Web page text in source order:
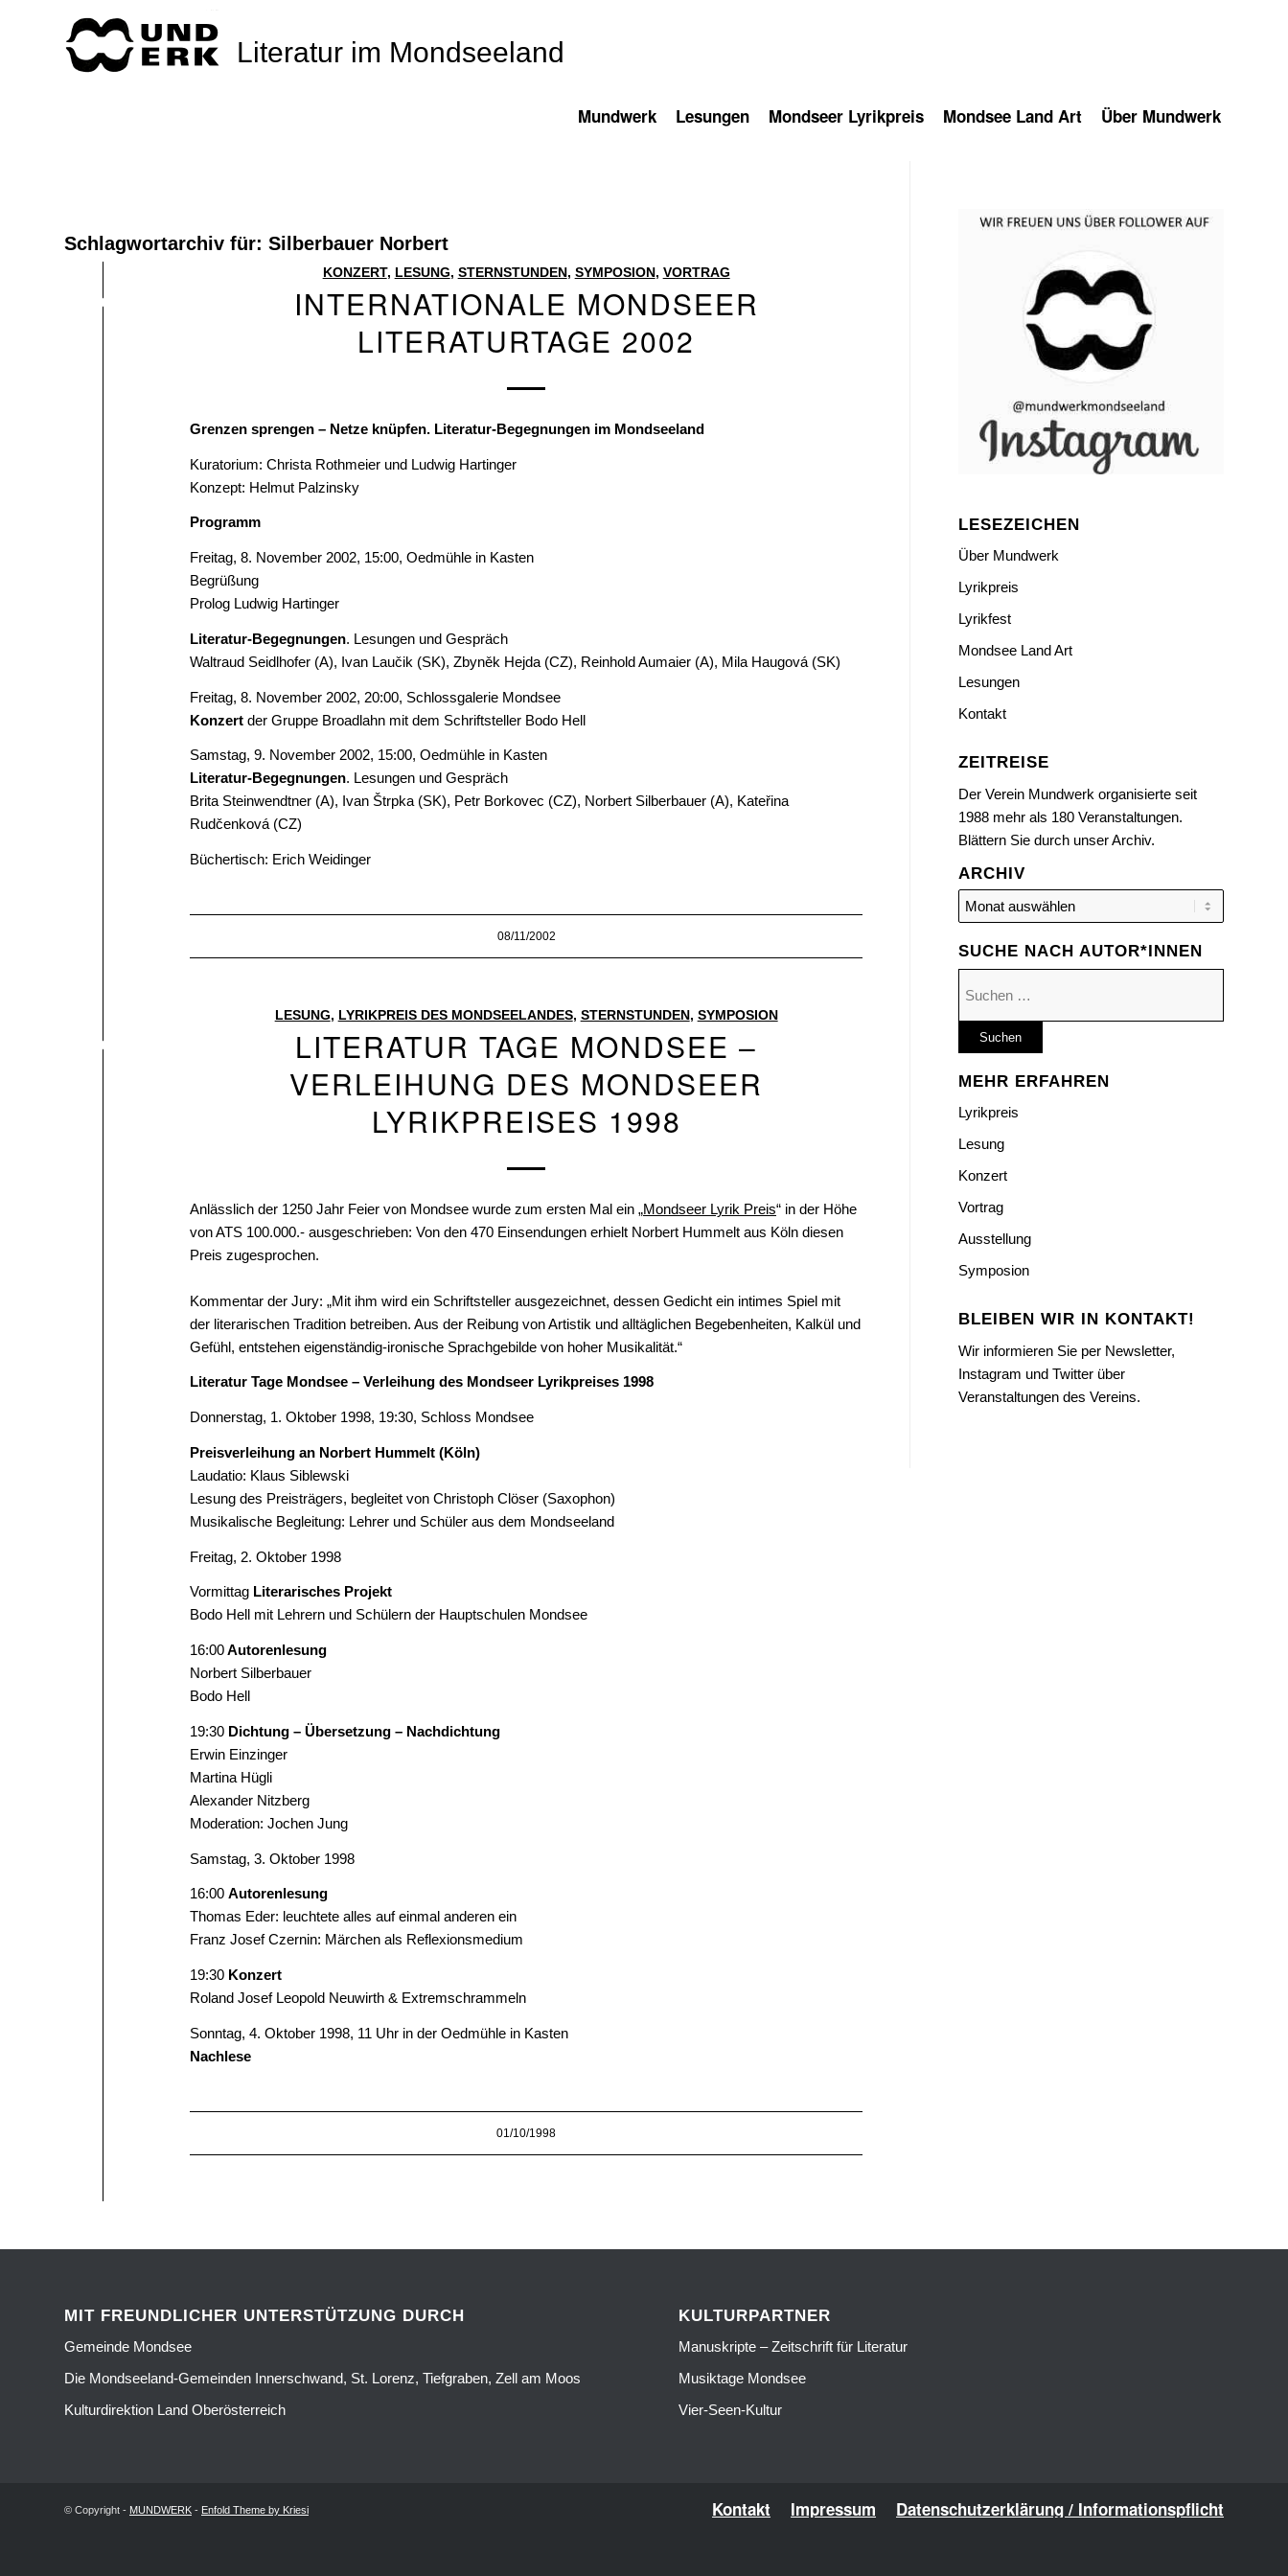
Literatur im Mondseeland
Mundwerk Lesungen Mondseer Lyrikpreis Mondsee Land Art Über Mundwerk
Schlagwortarchiv für: Silberbauer Norbert
KONZERT, LESUNG, STERNSTUNDEN , SYMPOSION , VORTRAG
INTERNATIONALE MONDSEER
LITERATURTAGE 2002
Grenzen sprengen – Netze knüpfen. Literatur-Begegnungen im Mondseeland
Kuratorium: Christa Rothmeier und Ludwig Hartinger
Konzept: Helmut Palzinsky
Programm
Freitag, 8. November 2002, 15:00, Oedmühle in Kasten
Begrüßung
Prolog Ludwig Hartinger
Literatur-Begegnungen. Lesungen und Gespräch
Waltraud Seidlhofer (A), Ivan Laučik (SK), Zbyněk Hejda (CZ), Reinhold Aumaier (A), Mila Haugová (SK)
Freitag, 8. November 2002, 20:00, Schlossgalerie Mondsee
Konzert der Gruppe Broadlahn mit dem Schriftsteller Bodo Hell
Samstag, 9. November 2002, 15:00, Oedmühle in Kasten
Literatur-Begegnungen. Lesungen und Gespräch
Brita Steinwendtner (A), Ivan Štrpka (SK), Petr Borkovec (CZ), Norbert Silberbauer (A), Kateřina
Rudčenková (CZ)
Büchertisch: Erich Weidinger
08/11/2002
LESUNG, LYRIKPREIS DES MONDSEELANDES, STERNSTUNDEN , SYMPOSION
LITERATUR TAGE MONDSEE –
VERLEIHUNG DES MONDSEER
LYRIKPREISES 1998
Anlässlich der 1250 Jahr Feier von Mondsee wurde zum ersten Mal ein „Mondseer Lyrik Preis“ in der Höhe
von ATS 100.000.- ausgeschrieben: Von den 470 Einsendungen erhielt Norbert Hummelt aus Köln diesen
Preis zugesprochen.
Kommentar der Jury: „Mit ihm wird ein Schriftsteller ausgezeichnet, dessen Gedicht ein intimes Spiel mit
der literarischen Tradition betreiben. Aus der Reibung von Artistik und alltäglichen Begebenheiten, Kalkül und
Gefühl, entstehen eigenständig-ironische Sprachgebilde von hoher Musikalität.“
Literatur Tage Mondsee – Verleihung des Mondseer Lyrikpreises 1998
Donnerstag, 1. Oktober 1998, 19:30, Schloss Mondsee
Preisverleihung an Norbert Hummelt (Köln)
Laudatio: Klaus Siblewski
Lesung des Preisträgers, begleitet von Christoph Clöser (Saxophon)
Musikalische Begleitung: Lehrer und Schüler aus dem Mondseeland
Freitag, 2. Oktober 1998
Vormittag Literarisches Projekt
Bodo Hell mit Lehrern und Schülern der Hauptschulen Mondsee
16:00Autorenlesung
Norbert Silberbauer
Bodo Hell
19:30 Dichtung – Übersetzung – Nachdichtung
Erwin Einzinger
Martina Hügli
Alexander Nitzberg
Moderation: Jochen Jung
Samstag, 3. Oktober 1998
16:00 Autorenlesung
Thomas Eder: leuchtete alles auf einmal anderen ein
Franz Josef Czernin: Märchen als Reflexionsmedium
19:30 Konzert
Roland Josef Leopold Neuwirth & Extremschrammeln
Sonntag, 4. Oktober 1998, 11 Uhr in der Oedmühle in Kasten
Nachlese
01/10/1998
LESEZEICHEN
Über Mundwerk
Lyrikpreis
Lyrikfest
Mondsee Land Art
Lesungen
Kontakt
ZEITREISE
Der Verein Mundwerk organisierte seit
1988 mehr als 180 Veranstaltungen.
Blättern Sie durch unser Archiv.
ARCHIV
SUCHE NACH AUTOR*INNEN
MEHR ERFAHREN
Lyrikpreis
Lesung
Konzert
Vortrag
Ausstellung
Symposion
BLEIBEN WIR IN KONTAKT!
Wir informieren Sie per Newsletter,
Instagram und Twitter über
Veranstaltungen des Vereins.
MIT FREUNDLICHER UNTERSTÜTZUNG DURCH
Gemeinde Mondsee
Die Mondseeland-Gemeinden Innerschwand, St. Lorenz, Tiefgraben, Zell am Moos
Kulturdirektion Land Oberösterreich
KULTURPARTNER
Manuskripte – Zeitschrift für Literatur
Musiktage Mondsee
Vier-Seen-Kultur
© Copyright - MUNDWERK - Enfold Theme by Kriesi Kontakt Impressum Datenschutzerklärung / Informationspflicht